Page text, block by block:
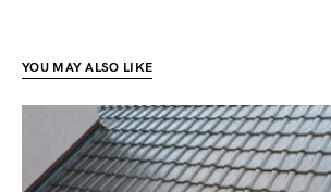
YOU MAY ALSO LIKE